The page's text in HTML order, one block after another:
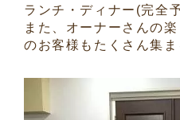
ランチ・ディナー(完全
また、オーナーさんの
のお客様もたくさん集ま